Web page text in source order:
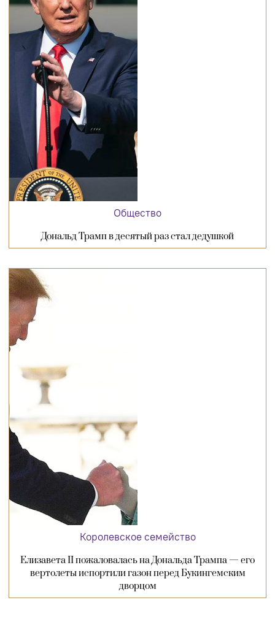
Общество
Дональд Трамп в десятый раз стал дедушкой
Королевское семейство
Елизавета II пожаловалась на Дональда Трампа — его
вертолеты испортили газон перед Букингемским
дворцом